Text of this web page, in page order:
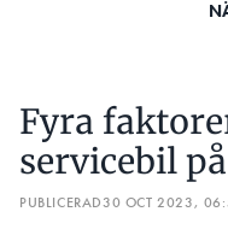
Varberg Energi
TEKNIKAVDRAG:
MJUKVARUSTYRNING
SKATTEREGLER
– Med smarta
Fyra
servicebil
PUBLICERAD30 OCT 2023,